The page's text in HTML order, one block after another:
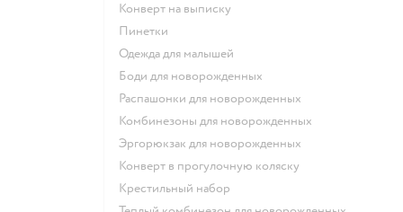
Конверт на выписку
Пинетки
Одежда для малышей
Боди для новорожденных
Распашонки для новорожденных
Комбинезоны для новорожденных
Эргорюкзак для новорожденных
Конверт в прогулочную коляску
Крестильный набор